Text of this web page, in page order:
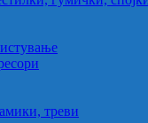
треви